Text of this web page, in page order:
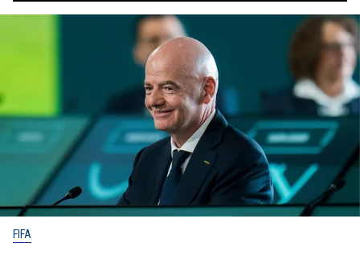
FIFA